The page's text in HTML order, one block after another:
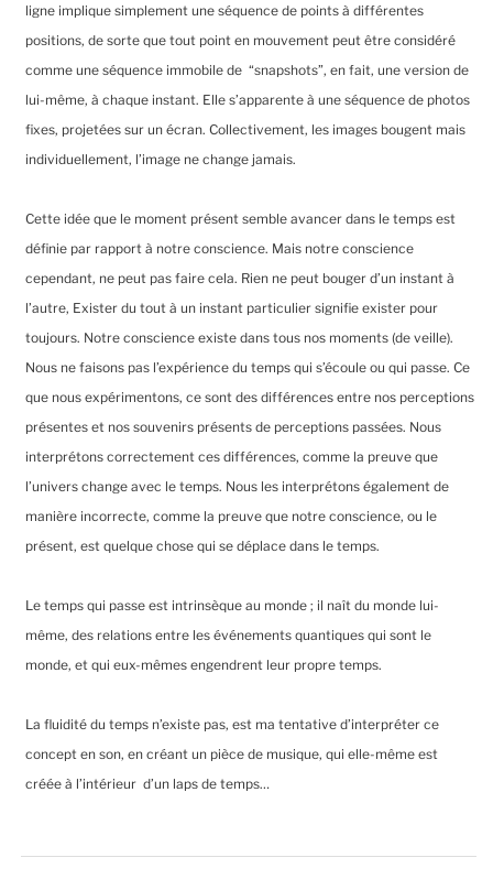
ligne implique simplement une séquence de points à différentes
positions, de sorte que tout point en mouvement peut être considéré
comme une séquence immobile de “snapshots”, en fait, une version de
lui-même, à chaque instant. Elle s’apparente à une séquence de photos
fixes, projetées sur un écran. Collectivement, les images bougent mais
individuellement, l’image ne change jamais.
Cette idée que le moment présent semble avancer dans le temps est
définie par rapport à notre conscience. Mais notre conscience
cependant, ne peut pas faire cela. Rien ne peut bouger d’un instant à
l’autre, Exister du tout à un instant particulier signifie exister pour
toujours. Notre conscience existe dans tous nos moments (de veille).
Nous ne faisons pas l’expérience du temps qui s’écoule ou qui passe. Ce
que nous expérimentons, ce sont des différences entre nos perceptions
présentes et nos souvenirs présents de perceptions passées. Nous
interprétons correctement ces différences, comme la preuve que
l’univers change avec le temps. Nous les interprétons également de
manière incorrecte, comme la preuve que notre conscience, ou le
présent, est quelque chose qui se déplace dans le temps.
Le temps qui passe est intrinsèque au monde ; il naît du monde lui-
même, des relations entre les événements quantiques qui sont le
monde, et qui eux-mêmes engendrent leur propre temps.
La fluidité du temps n’existe pas, est ma tentative d’interpréter ce
concept en son, en créant un pièce de musique, qui elle-même est
créée à l’intérieur d’un laps de temps…